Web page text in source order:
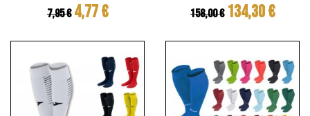
Prix de base
7,95 € Prix
4,77 € Prix de base
158,00 € Prix
134,30 €